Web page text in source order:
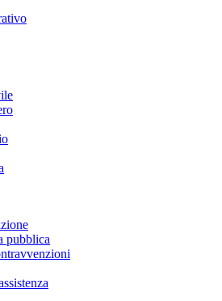
pubblica